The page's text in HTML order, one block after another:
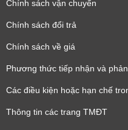
Chính sách vận chuyển
Chính sách đổi trả
Chính sách về giá
Phương thức tiếp nhận và
Các điều kiện hoặc hạn chế
Thông tin các trang TMĐT